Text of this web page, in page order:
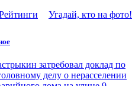
Угадай, кто на фото!
затребовал доклад по
делу о нерасселении